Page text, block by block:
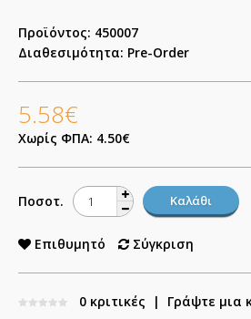
Προϊόντος: 450007
Διαθεσιμότητα: Pre-Order
5.58€
Χωρίς ΦΠΑ: 4.50€
Ποσοτ.
Επιθυμητό Σύγκριση
0 κριτικές | Γράψτε μια